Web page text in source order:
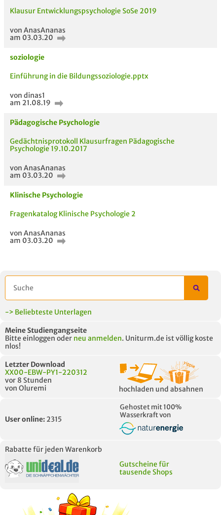
5 VERWANDTE
Klausur Entwicklungspsychologie SoSe 2019
von AnasAnanas
am 03.03.20
soziologie
Einführung in die Bildungssoziologie.pptx
von dinas1
am 21.08.19
Pädagogische Psychologie
Gedächtnisprotokoll Klausurfragen Pädagogische
Psychologie 19.10.2017
von AnasAnanas
am 03.03.20
Klinische Psychologie
Fragenkatalog Klinische Psychologie 2
von AnasAnanas
am 03.03.20
-> Beliebteste Unterlagen
Meine Studiengangseite
Bitte einloggen oder neu anmelden. Uniturm.de ist völlig koste
nlos!
Letzter Download
XX00-EBW-PY1-220312
vor 8 Stunden
von Oluremi
hochladen und absahnen
User online: 2315
Gehostet mit 100%
Wasserkraft von
Rabatte für jeden Warenkorb
Gutscheine für
tausende Shops